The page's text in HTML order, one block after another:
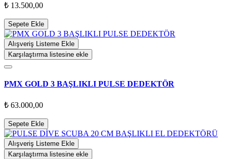
₺ 13.500,00
Sepete Ekle
Alışveriş Listeme Ekle
Karşılaştırma listesine ekle
PMX GOLD 3 BAŞLIKLI PULSE DEDEKTÖR
₺ 63.000,00
Sepete Ekle
Alışveriş Listeme Ekle
Karşılaştırma listesine ekle